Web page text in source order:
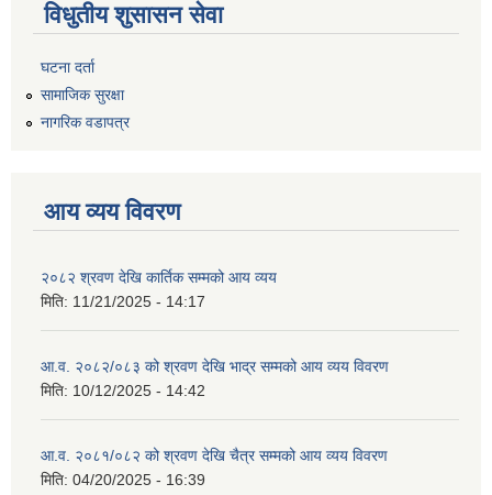
विधुतीय शुसासन सेवा
घटना दर्ता
सामाजिक सुरक्षा
नागरिक वडापत्र
आय व्यय विवरण
२०८२ श्रवण देखि कार्तिक सम्मको आय व्यय
मिति: 11/21/2025 - 14:17
आ.व. २०८२/०८३ को श्रवण देखि भाद्र सम्मको आय व्यय विवरण
मिति: 10/12/2025 - 14:42
आ.व. २०८१/०८२ को श्रवण देखि चैत्र सम्मको आय व्यय विवरण
मिति: 04/20/2025 - 16:39